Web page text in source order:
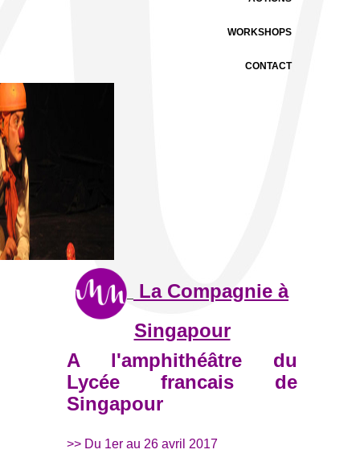
WORKSHOPS
CONTACT
La Compagnie à
Singapour
A l'amphithéâtre du
Lycée francais de
Singapour
>> Du 1er au 26 avril 2017